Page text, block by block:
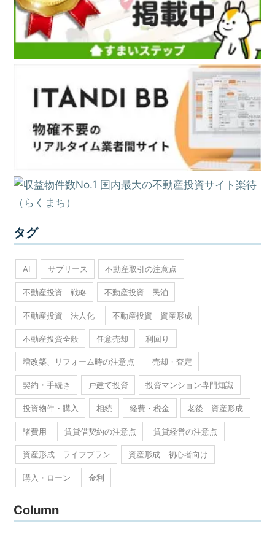
タグ
AI サブリース 不動産取引の注意点
不動産投資 戦略 不動産投資 民泊
不動産投資 法人化 不動産投資 資産形成
不動産投資全般 任意売却 利回り
増改築、リフォーム時の注意点 売却・査定
契約・手続き 戸建て投資 投資マンション専門知識
投資物件・購入 相続 経費・税金 老後 資産形成
諸費用 賃貸借契約の注意点 賃貸経営の注意点
資産形成 ライフプラン 資産形成 初心者向け
購入・ローン 金利
Column